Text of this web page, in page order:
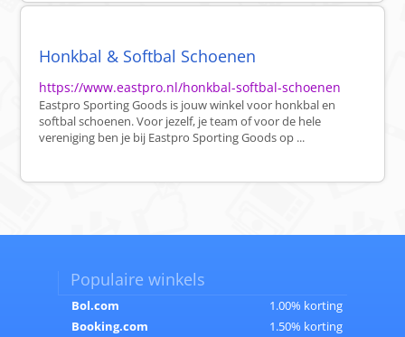
Honkbal & Softbal Schoenen
https://www.eastpro.nl/honkbal-softbal-schoenen
Eastpro Sporting Goods is jouw winkel voor honkbal en
softbal schoenen. Voor jezelf, je team of voor de hele
vereniging ben je bij Eastpro Sporting Goods op ...
Populaire winkels
Bol.com
1.00% korting
Booking.com
1.50% korting